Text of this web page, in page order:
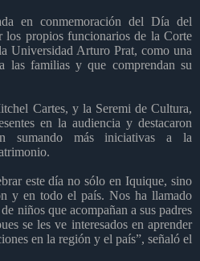
en conmemoración del Día del
los propios funcionarios de la Corte
Universidad Arturo Prat, como una
las familias y que comprendan su
Cartes, y la Seremi de Cultura,
en la audiencia y destacaron
sumando más iniciativas a la
este día no sólo en Iquique, sino
y en todo el país. Nos ha llamado
niños que acompañan a sus padres
se les ve interesados en aprender
en la región y el país”, señaló el